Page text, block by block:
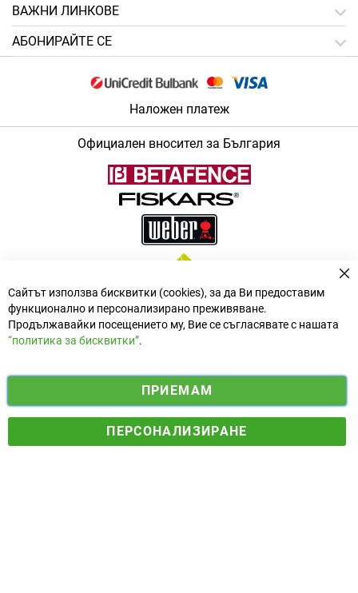
ВАЖНИ ЛИНКОВЕ
АБОНИРАЙТЕ СЕ
Наложен платеж
Официален вносител за България
© 2025 Ogradina.bg Всички права запазени. | Обменен курс:
f
a
i
n
s
y
o
u
Електронен магазин
Сайтът използва бисквитки (cookies), за да Ви предоставим
функционално и персонализирано преживяване.
Продължавайки посещението му, Вие се съгласявате с нашата
“политика за бисквитки”.
ПРИЕМАМ
ПЕРСОНАЛИЗИРАНЕ